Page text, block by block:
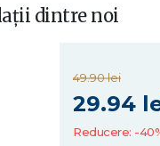
dintre noi
49.90 lei
29.94
Reducere: -